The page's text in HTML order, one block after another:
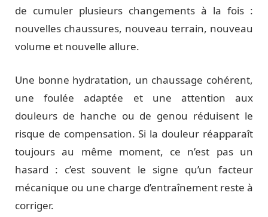
de cumuler plusieurs changements à la fois :
nouvelles chaussures, nouveau terrain, nouveau
volume et nouvelle allure.
Une bonne hydratation, un chaussage cohérent,
une foulée adaptée et une attention aux
douleurs de hanche ou de genou réduisent le
risque de compensation. Si la douleur réapparaît
toujours au même moment, ce n’est pas un
hasard : c’est souvent le signe qu’un facteur
mécanique ou une charge d’entraînement reste à
corriger.